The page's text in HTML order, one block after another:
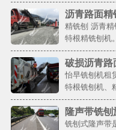
沥青路面精
精铣刨 沥青
特根精铣刨机
破损沥青路
怡早铣刨机租
特根铣刨机、
隆声带铣刨
铣刨式隆声带